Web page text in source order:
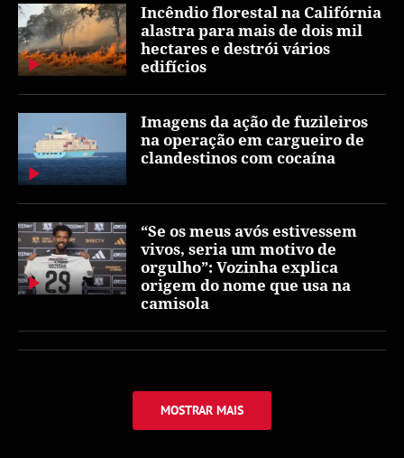
Incêndio florestal na Califórnia
alastra para mais de dois mil
hectares e destrói vários
edifícios
Imagens da ação de fuzileiros
na operação em cargueiro de
clandestinos com cocaína
“Se os meus avós estivessem
vivos, seria um motivo de
orgulho”: Vozinha explica
origem do nome que usa na
camisola
MOSTRAR MAIS